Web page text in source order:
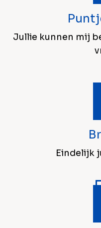
Jullie kunnen mij
Eindelijk